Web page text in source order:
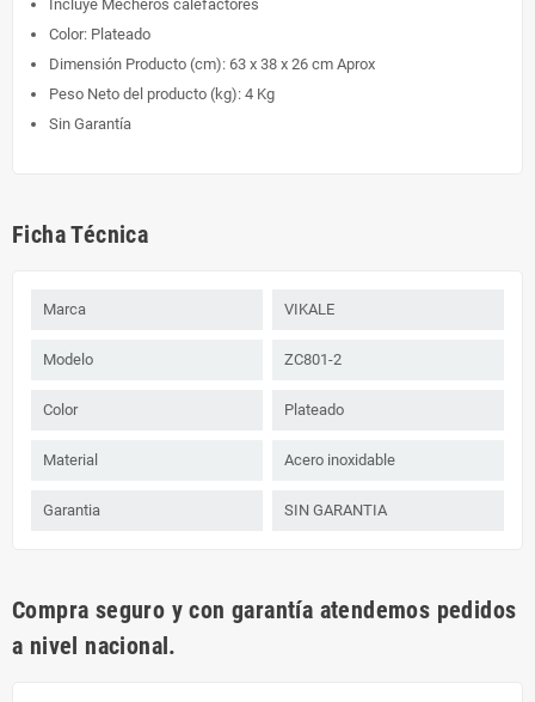
Incluye Mecheros calefactores
Color: Plateado
Dimensión Producto (cm): 63 x 38 x 26 cm Aprox
Peso Neto del producto (kg): 4 Kg
Sin Garantía
Ficha Técnica
Marca VIKALE
Modelo ZC801-2
Color Plateado
Material Acero inoxidable
Garantia SIN GARANTIA
Compra seguro y con garantía atendemos pedidos
a nivel nacional.